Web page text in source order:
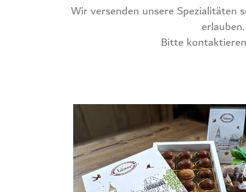
Wir ver­sen­den unse­re Spe­zia­li­tä­ten
erlau­ben.
Bit­te